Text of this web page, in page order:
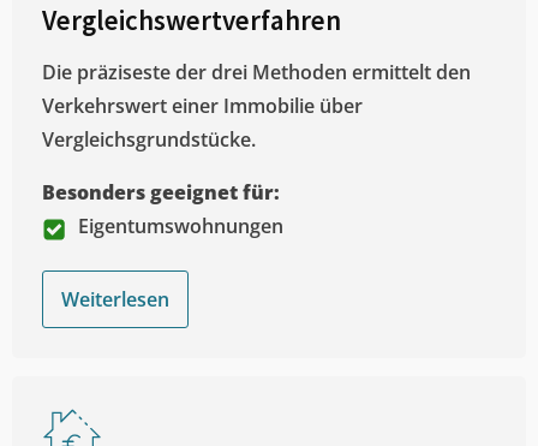
Vergleichswertverfahren
Die präziseste der drei Methoden ermittelt den
Verkehrswert einer Immobilie über
Vergleichsgrundstücke.
Besonders geeignet für:
Eigentumswohnungen
Weiterlesen